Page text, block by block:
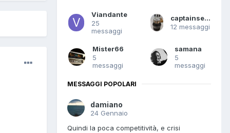
Viandante
25
messaggi
captainsensible
12 messaggi
Mister66
5
messaggi
samana
5
messaggi
MESSAGGI POPOLARI
damiano
24 Gennaio
Quindi la poca competitività, e crisi